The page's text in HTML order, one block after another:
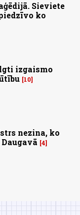
Sieviete
ko
izgaismo
10
nezina, ko
4